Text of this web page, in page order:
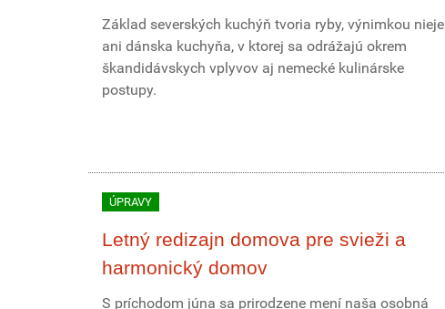
Základ severských kuchýň tvoria ryby, výnimkou nieje
ani dánska kuchyňa, v ktorej sa odrážajú okrem
škandidávskych vplyvov aj nemecké kulinárske
postupy.
ÚPRAVY
Letný redizajn domova pre svieži a
harmonický domov
S príchodom júna sa prirodzene mení naša osobná